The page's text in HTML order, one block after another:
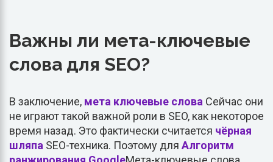
Важны ли мета-ключевые
слова для SEO?
В заключение, мета ключевые слова Сейчас они
не играют такой важной роли в SEO, как некоторое
время назад. Это фактически считается чёрная
шляпа SEO-техника. Поэтому для Алгоритм